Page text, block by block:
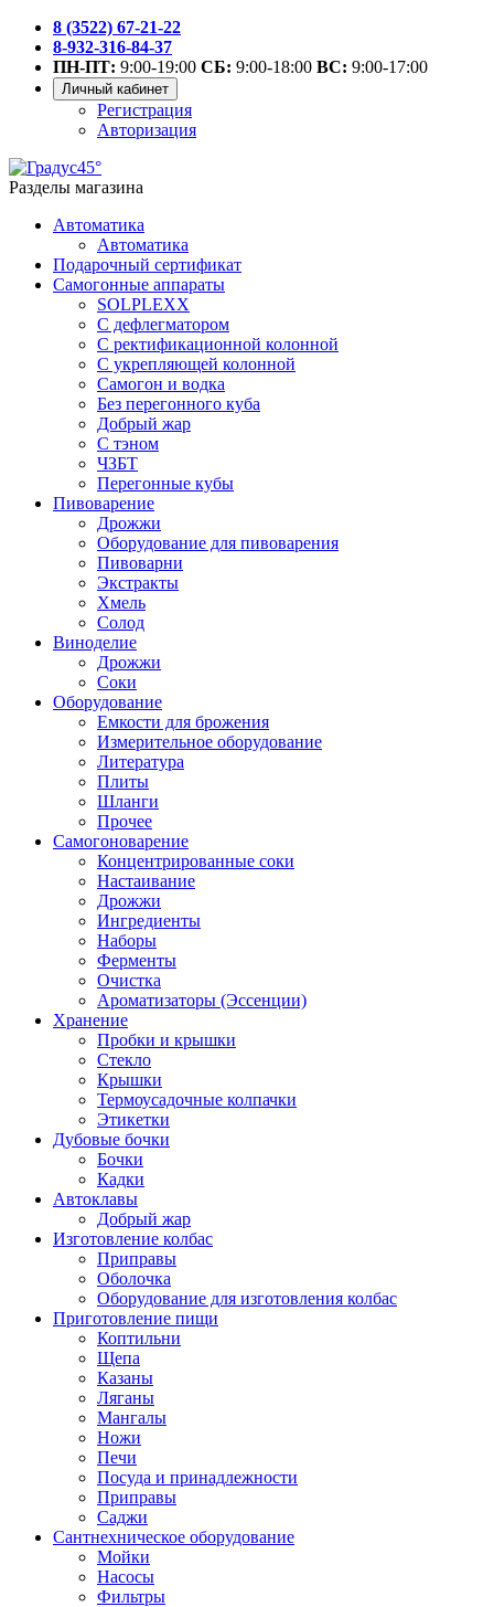
8 (3522) 67-21-22
8-932-316-84-37
ПН-ПТ: 9:00-19:00 СБ: 9:00-18:00 ВС: 9:00-17:00
Личный кабинет
Регистрация
Авторизация
Разделы магазина
Автоматика
Автоматика
Подарочный сертификат
Самогонные аппараты
SOLPLEXX
С дефлегматором
С ректификационной колонной
С укрепляющей колонной
Самогон и водка
Без перегонного куба
Добрый жар
С тэном
ЧЗБТ
Перегонные кубы
Пивоварение
Дрожжи
Оборудование для пивоварения
Пивоварни
Экстракты
Хмель
Солод
Виноделие
Дрожжи
Соки
Оборудование
Емкости для брожения
Измерительное оборудование
Литература
Плиты
Шланги
Прочее
Самогоноварение
Концентрированные соки
Настаивание
Дрожжи
Ингредиенты
Наборы
Ферменты
Очистка
Ароматизаторы (Эссенции)
Хранение
Пробки и крышки
Стекло
Крышки
Термоусадочные колпачки
Этикетки
Дубовые бочки
Бочки
Кадки
Автоклавы
Добрый жар
Изготовление колбас
Приправы
Оболочка
Оборудование для изготовления колбас
Приготовление пищи
Коптильни
Щепа
Казаны
Ляганы
Мангалы
Ножи
Печи
Посуда и принадлежности
Приправы
Саджи
Сантнехническое оборудование
Мойки
Насосы
Фильтры